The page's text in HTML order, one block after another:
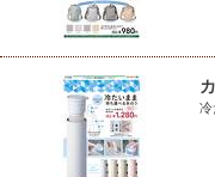
冷